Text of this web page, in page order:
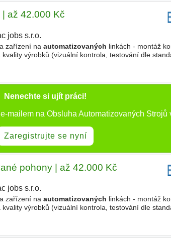
až 42.000 Kč
jobs s.r.o.
a zařízení na automatizovaných linkách - montáž
výrobků (vizuální kontrola, testování dle
Nenechte si ujít práci!
mailem na Obsluha Automatizovaných Strojů
Zaregistrujte se nyní
pohony | až 42.000 Kč
jobs s.r.o.
a zařízení na automatizovaných linkách - montáž
výrobků (vizuální kontrola, testování dle